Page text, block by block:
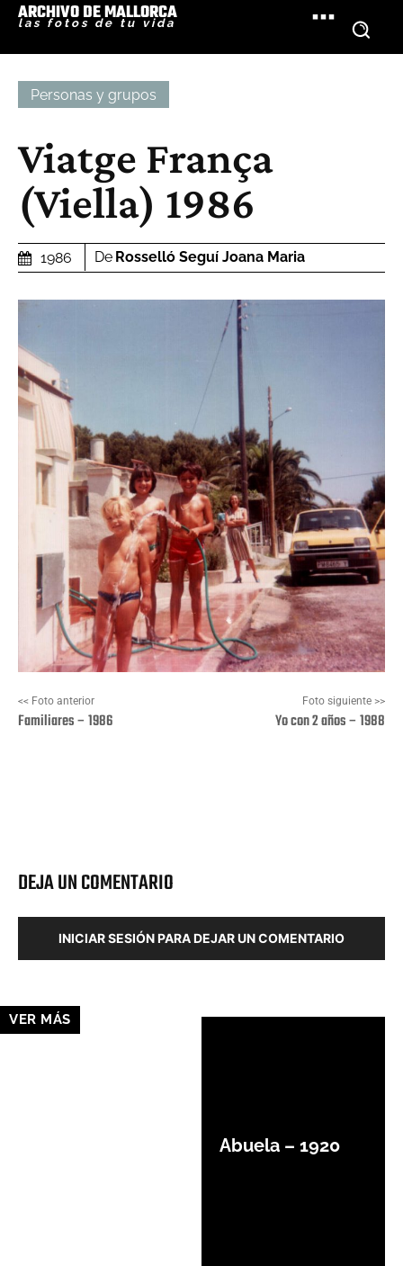
ARCHIVO DE MALLORCA
las fotos de tu vida
Personas y grupos
Viatge França
(Viella) 1986
1986 De Rosselló Seguí Joana Maria
<< Foto anterior
Familiares – 1986
Foto siguiente >>
Yo con 2 años – 1988
DEJA UN COMENTARIO
INICIAR SESIÓN PARA DEJAR UN COMENTARIO
VER MÁS
Abuela – 1920